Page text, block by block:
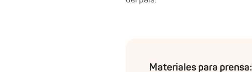
Materiales para prensa: